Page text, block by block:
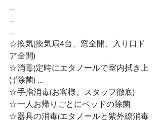
…
…
…
☆換気(換気扇4台、窓全開、入り口ド
ア全開)
☆消毒(定時にエタノールで室内拭き上
げ除菌) …
☆手指消毒(お客様、スタッフ徹底)
☆一人お帰りごとにベッドの除菌
☆器具の消毒(エタノールと紫外線消毒